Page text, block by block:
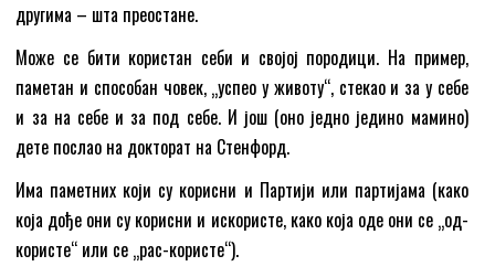
другима – шта преостане.
Може се бити користан себи и својој породици. На пример,
паметан и способан човек, „успео у животу“, стекао и за у себе
и за на себе и за под себе. И још (оно једно једино мамино)
дете послао на докторат на Стенфорд.
Има паметних који су корисни и Партији или партијама (како
која дође они су корисни и искористе, како која оде они се „од-
користе“ или се „рас-користе“).